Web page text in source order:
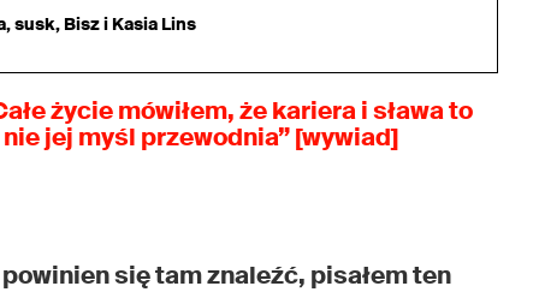
susk, Bisz i Kasia Lins
życie mówiłem, że kariera i sława to
jej myśl przewodnia” [wywiad]
się tam znaleźć, pisałem ten